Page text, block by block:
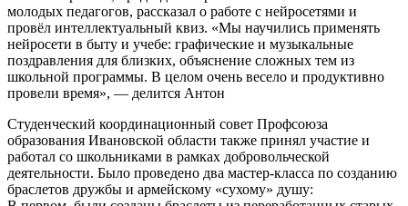
молодых педагогов, рассказал о работе с нейросетями и
провёл интеллектуальный квиз. «Мы научились применять
нейросети в быту и учебе: графические и музыкальные
поздравления для близких, объяснение сложных тем из
школьной программы. В целом очень весело и продуктивно
провели время», — делится Антон
Студенческий координационный совет Профсоюза
образования Ивановской области также принял участие и
работал со школьниками в рамках добровольческой
деятельности. Было проведено два мастер-класса по созданию
браслетов дружбы и армейскому «сухому» душу: